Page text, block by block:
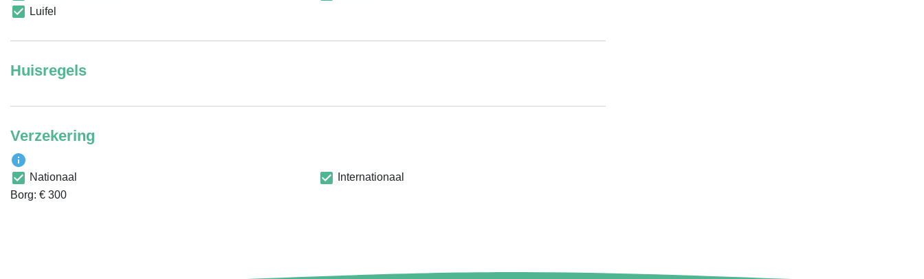
Luifel
Huisregels
Verzekering
Nationaal
Internationaal
Borg: € 300